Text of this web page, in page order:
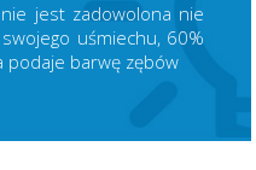
jest zadowolona nie
uśmiechu, 60%
podaje barwę zębów